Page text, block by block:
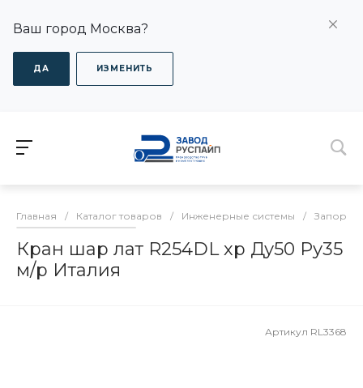
Ваш город Москва?
ДА ИЗМЕНИТЬ
Главная / Каталог товаров / Инженерные системы /
Кран шар лат R254DL хр Ду50 Ру35
м/р Италия
Артикул RL3368